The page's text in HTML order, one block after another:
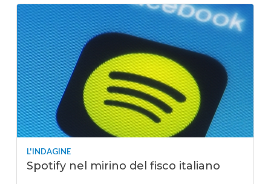
L'INDAGINE
Spotify nel mirino del fisco italiano